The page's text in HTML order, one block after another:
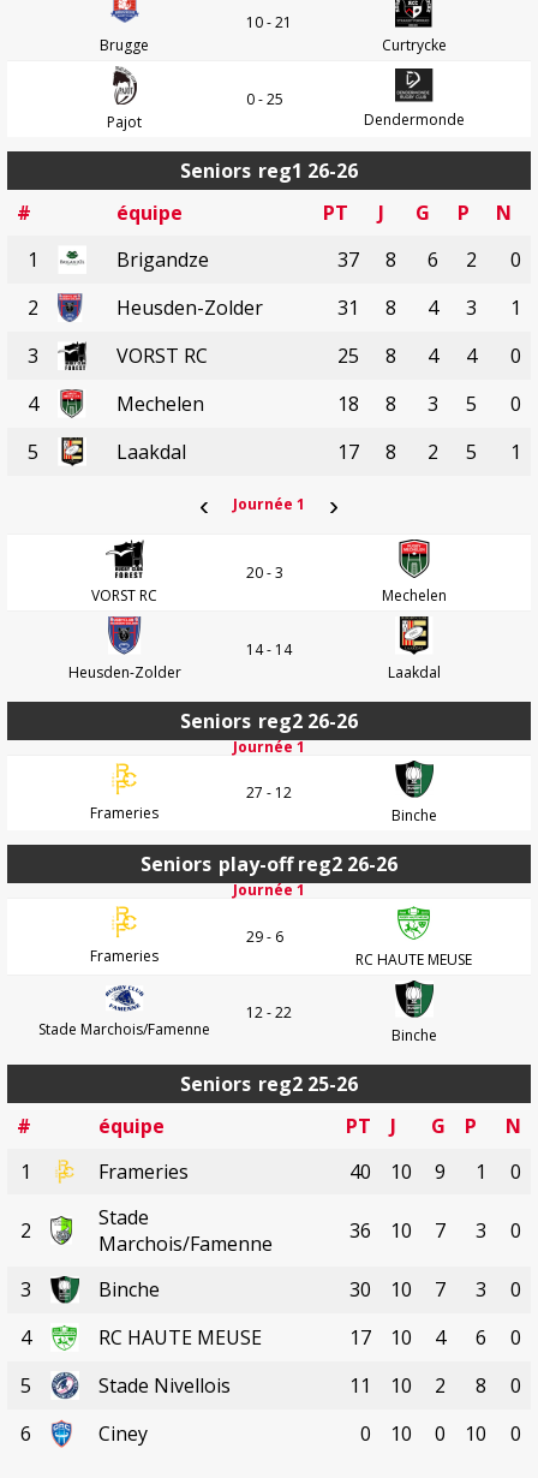
Brugge
10 - 21
Curtrycke
Pajot
0 - 25
Dendermonde
Seniors reg1 26-26
#
équipe PT J G P
N
1
Brigandze 37 8 6 2
0
2
Heusden-Zolder 31 8 4 3
1
3
VORST RC 25 8 4 4
0
4
Mechelen 18 8 3 5
0
5
Laakdal 17 8 2 5 1
‹ Journée 1 ›
VORST RC
20 - 3
Mechelen
Heusden-Zolder
14 - 14
Laakdal
Seniors reg2 26-26
Journée 1
Frameries
27 - 12
Binche
Seniors play-off reg2 26-26
Journée 1
Frameries
29 - 6
RC HAUTE MEUSE
Stade Marchois/Famenne
12 - 22
Binche
Seniors reg2 25-26
#
équipe PT J G P
N
1
Frameries 40 10 9 1 0
2
Stade
Marchois/Famenne
36 10 7 3 0
3 Binche 30 10 7 3
0
4
RC HAUTE MEUSE 17 10 4 6
0
5
Stade Nivellois 11 10 2 8
0
6
Ciney 0 10 0 10 0